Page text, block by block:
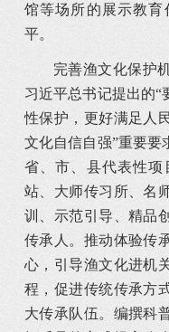
馆等场所的展示教
平。
完善渔文化保护
习近平总书记提出的
性保护，更好满足人
文化自信自强”重要要
省、市、县代表性
站、大师传习所、名
训、示范引导、精品
传承人。推动体验传
心，引导渔文化进机
程，促进传统传承方
大传承队伍。编撰科